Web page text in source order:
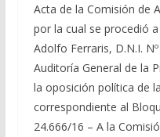
Acta de la Comisión de
por la cual se procedió
Adolfo Ferraris, D.N.I.
Auditoría General de la
la oposición política de
correspondiente al
24.666/16 – A la